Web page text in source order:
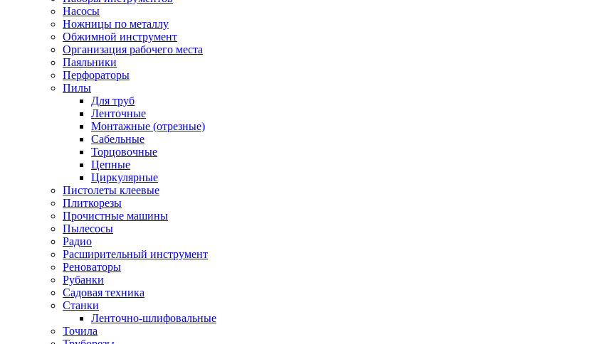
Насосы
Ножницы по металлу
Обжимной инструмент
Организация рабочего места
Паяльники
Перфораторы
Пилы
Для труб
Ленточные
Монтажные (отрезные)
Сабельные
Торцовочные
Цепные
Циркулярные
Пистолеты клеевые
Плиткорезы
Прочистные машины
Пылесосы
Радио
Расширительный инструмент
Реноваторы
Рубанки
Садовая техника
Станки
Ленточно-шлифовальные
Точила